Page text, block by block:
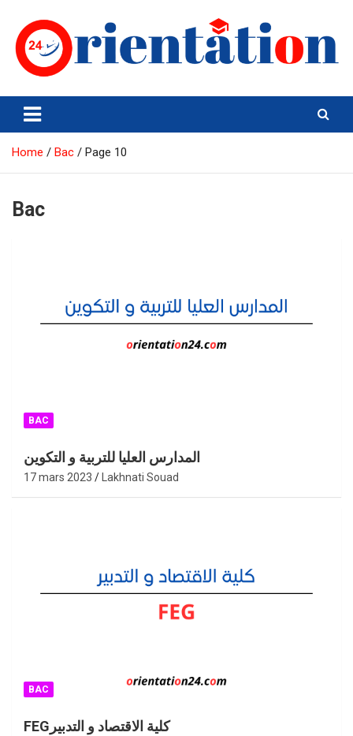
content
Orientation24
Emploi et Orientation au Maroc
Home Bac Page 10
Bac
BAC
المدارس العليا للتربية و التكوين
17 mars 2023 Lakhnati Souad
BAC
FEGكلية الاقتصاد و التدبير